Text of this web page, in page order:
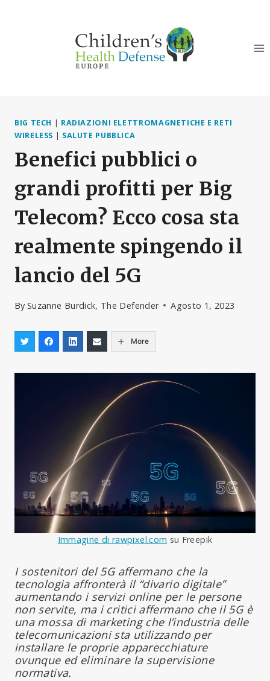
BIG TECH | RADIAZIONI ELETTROMAGNETICHE E RETI
WIRELESS | SALUTE PUBBLICA
Benefici pubblici o
grandi profitti per Big
Telecom? Ecco cosa sta
realmente spingendo il
lancio del 5G
By Suzanne Burdick, The Defender Agosto 1, 2023
More
Immagine di rawpixel.com su Freepik
I sostenitori del 5G affermano che la
tecnologia affronterà il “divario digitale”
aumentando i servizi online per le persone
non servite, ma i critici affermano che il 5G è
una mossa di marketing che l’industria delle
telecomunicazioni sta utilizzando per
installare le proprie apparecchiature
ovunque ed eliminare la supervisione
normativa.